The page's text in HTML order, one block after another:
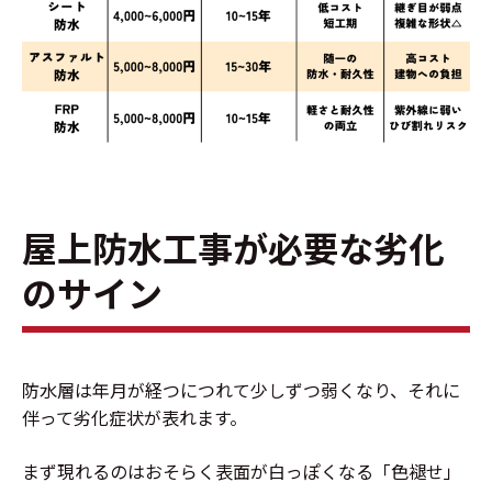
屋上防水工事が必要な劣化
のサイン
防水層は年月が経つにつれて少しずつ弱くなり、それに
伴って劣化症状が表れます。
まず現れるのはおそらく表面が白っぽくなる「色褪せ」